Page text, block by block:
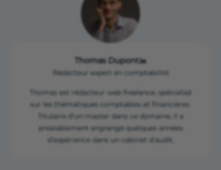
Thomas Dupont
Rédacteur expert en comptabilité
Thomas est rédacteur web freelance, spécialisé
sur les thématiques comptables et financières.
Titulaire d’un master dans ce domaine, il a
préalablement engrangé quelques années
d’expérience dans un cabinet d’audit.